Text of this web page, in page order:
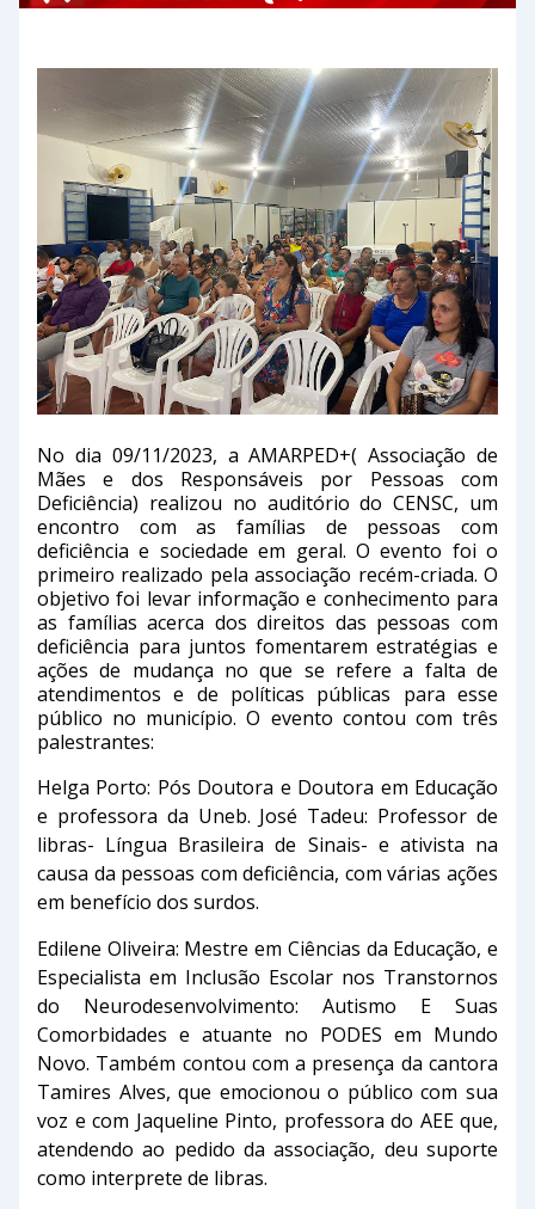
No dia 09/11/2023, a AMARPED+( Associação de
Mães e dos Responsáveis por Pessoas com
Deficiência) realizou no auditório do CENSC, um
encontro com as famílias de pessoas com
deficiência e sociedade em geral. O evento foi o
primeiro realizado pela associação recém-criada. O
objetivo foi levar informação e conhecimento para
as famílias acerca dos direitos das pessoas com
deficiência para juntos fomentarem estratégias e
ações de mudança no que se refere a falta de
atendimentos e de políticas públicas para esse
público no município. O evento contou com três
palestrantes:
Helga Porto: Pós Doutora e Doutora em Educação
e professora da Uneb. José Tadeu: Professor de
libras- Língua Brasileira de Sinais- e ativista na
causa da pessoas com deficiência, com várias ações
em benefício dos surdos.
Edilene Oliveira: Mestre em Ciências da Educação, e
Especialista em Inclusão Escolar nos Transtornos
do Neurodesenvolvimento: Autismo E Suas
Comorbidades e atuante no PODES em Mundo
Novo. Também contou com a presença da cantora
Tamires Alves, que emocionou o público com sua
voz e com Jaqueline Pinto, professora do AEE que,
atendendo ao pedido da associação, deu suporte
como interprete de libras.